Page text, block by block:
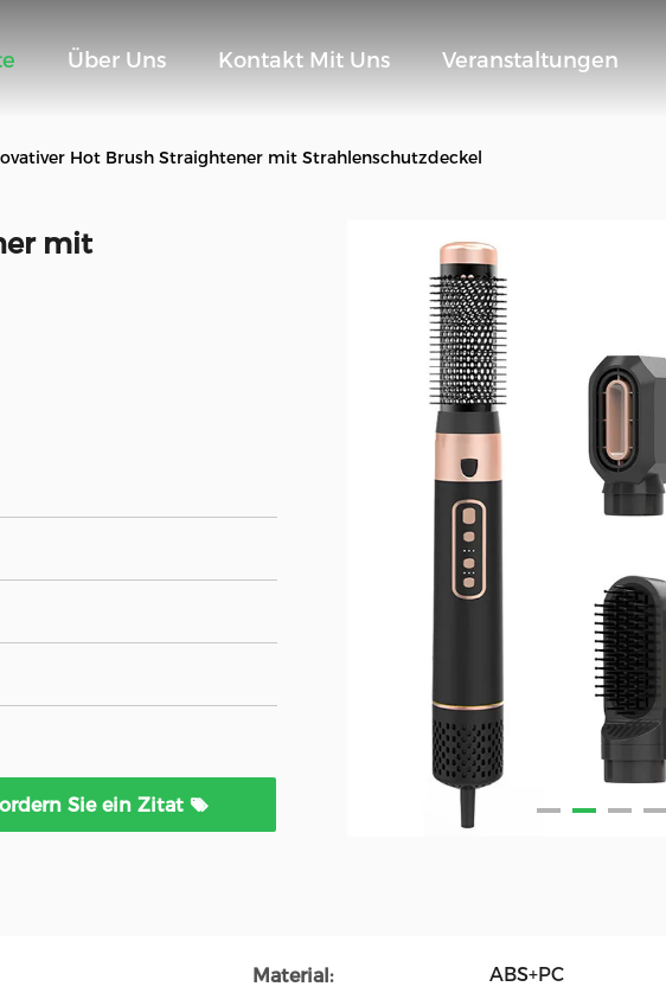
Über Uns Kontakt Mit Uns Veranstaltungen
Hot Brush Straightener mit Strahlenschutzdeckel
mit
Sie ein Zitat
Material: ABS+PC